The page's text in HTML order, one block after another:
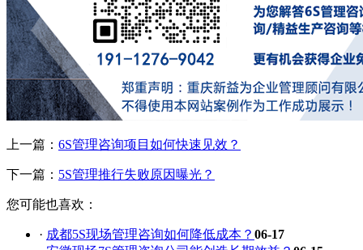
上一篇： 6S管理咨询项目如何快速见效？
下一篇： 5S管理推行失败原因曝光？
您可能也喜欢：
· 成都5S现场管理咨询如何降低成本？ 06-17